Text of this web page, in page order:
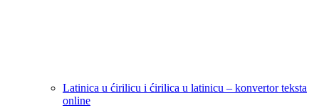
Latinica u ćirilicu i ćirilica u latinicu – konvertor teksta
online